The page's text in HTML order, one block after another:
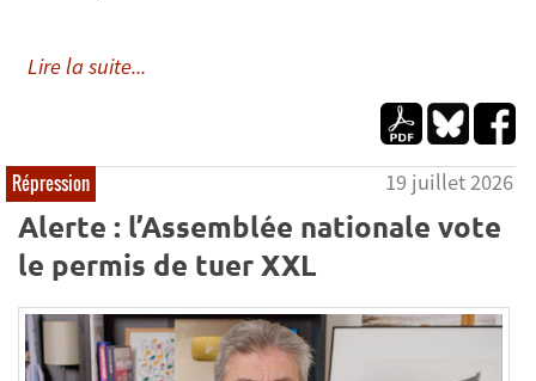
Lire la suite...
Répression 19 juillet 2026
Alerte : l’Assemblée nationale vote
le permis de tuer XXL